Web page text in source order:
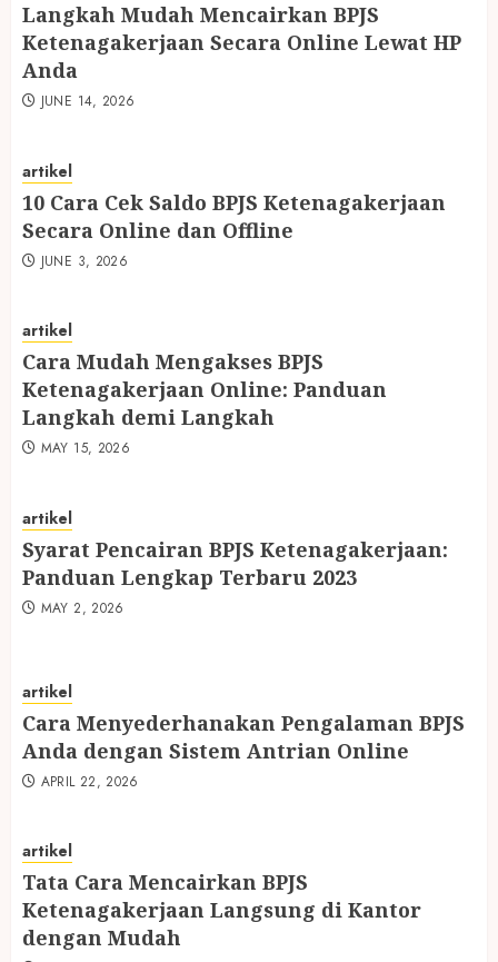
Langkah Mudah Mencairkan BPJS
Ketenagakerjaan Secara Online Lewat HP
Anda
JUNE 14, 2026
artikel
10 Cara Cek Saldo BPJS Ketenagakerjaan
Secara Online dan Offline
JUNE 3, 2026
artikel
Cara Mudah Mengakses BPJS
Ketenagakerjaan Online: Panduan
Langkah demi Langkah
MAY 15, 2026
artikel
Syarat Pencairan BPJS Ketenagakerjaan:
Panduan Lengkap Terbaru 2023
MAY 2, 2026
artikel
Cara Menyederhanakan Pengalaman BPJS
Anda dengan Sistem Antrian Online
APRIL 22, 2026
artikel
Tata Cara Mencairkan BPJS
Ketenagakerjaan Langsung di Kantor
dengan Mudah